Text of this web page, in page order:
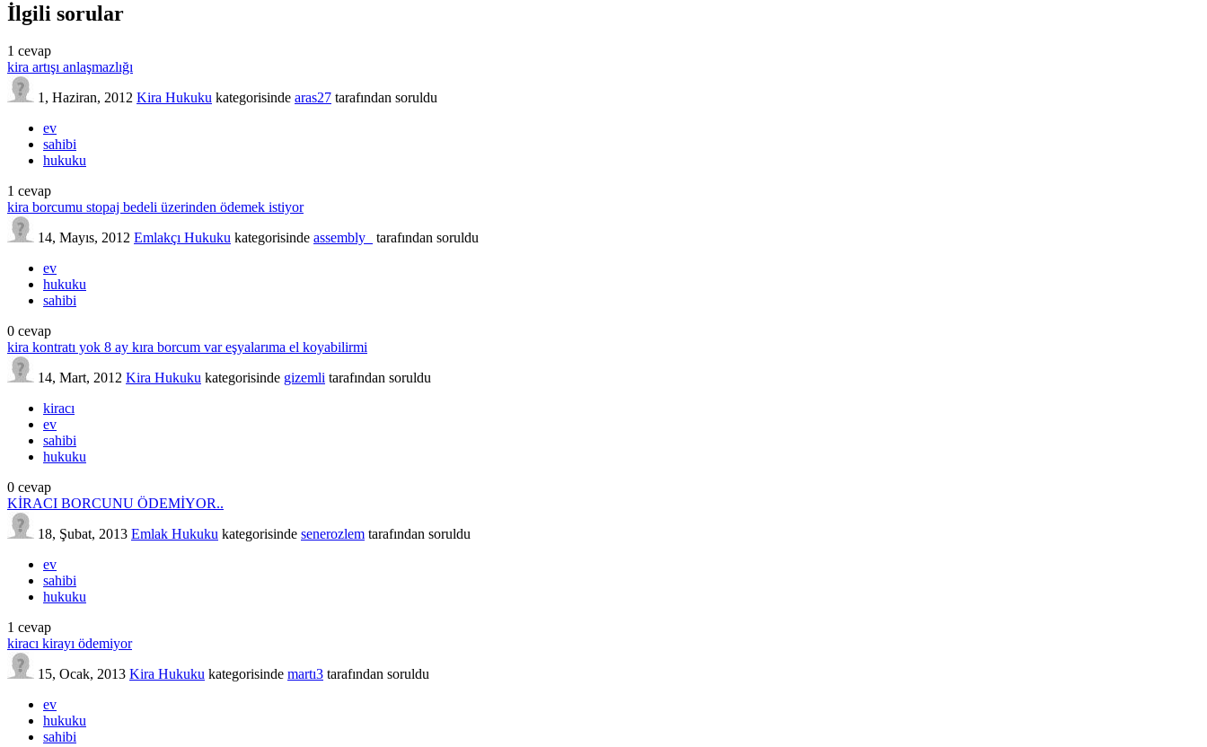
İlgili sorular
1 cevap
kira artışı anlaşmazlığı
1, Haziran, 2012 Kira Hukuku kategorisinde aras27 tarafından soruldu
ev
sahibi
hukuku
1 cevap
kira borcumu stopaj bedeli üzerinden ödemek istiyor
14, Mayıs, 2012 Emlakçı Hukuku kategorisinde assembly_ tarafından soruldu
ev
hukuku
sahibi
0 cevap
kira kontratı yok 8 ay kıra borcum var eşyalarıma el koyabilirmi
14, Mart, 2012 Kira Hukuku kategorisinde gizemli tarafından soruldu
kiracı
ev
sahibi
hukuku
0 cevap
KİRACI BORCUNU ÖDEMİYOR..
18, Şubat, 2013 Emlak Hukuku kategorisinde senerozlem tarafından soruldu
ev
sahibi
hukuku
1 cevap
kiracı kirayı ödemiyor
15, Ocak, 2013 Kira Hukuku kategorisinde martı3 tarafından soruldu
ev
hukuku
sahibi